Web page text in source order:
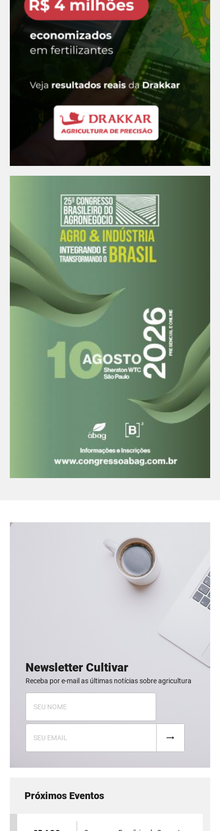
Newsletter Cultivar
Receba por e-mail as últimas notícias sobre agricultura
Próximos Eventos